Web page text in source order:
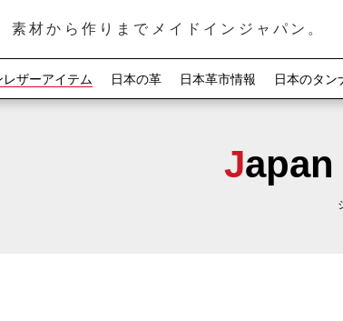
素材から作りまでメイドインジャパン。
レザーアイテム 日本の革 日本革市情報 日本のタン